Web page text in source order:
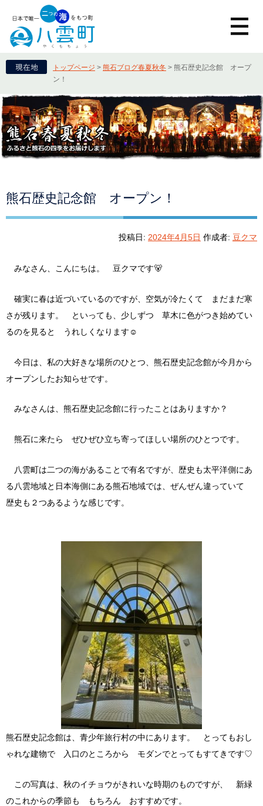
トップページ > 熊石ブログ春夏秋冬 > 熊石歴史記念館 オープ
ン！
熊石歴史記念館 オープン！
投稿日: 2024年4月5日 作成者: 豆クマ
みなさん、こんにちは。 豆クマです🐻
確実に春は近づいているのですが、空気が冷たくて まだまだ寒
さが残ります。 といっても、少しずつ 草木に色がつき始めてい
るのを見ると うれしくなります☺
今日は、私の大好きな場所のひとつ、熊石歴史記念館が今月から
オープンしたお知らせです。
みなさんは、熊石歴史記念館に行ったことはありますか？
熊石に来たら ぜひぜひ立ち寄ってほしい場所のひとつです。
八雲町は二つの海があることで有名ですが、歴史も太平洋側にあ
る八雲地域と日本海側にある熊石地域では、ぜんぜん違っていて
歴史も２つあるような感じです。
熊石歴史記念館は、青少年旅行村の中にあります。 とってもおし
ゃれな建物で 入口のところから モダンでとってもすてきです♡
この写真は、秋のイチョウがきれいな時期のものですが、 新緑
のこれからの季節も もちろん おすすめです。